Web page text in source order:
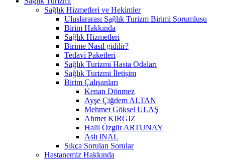
Sağlık Hizmetleri ve Hekimler
Uluslararası Sağlık Turizm Birimi Sorumlusu
Birim Hakkında
Sağlık Hizmetleri
Birime Nasıl gidilir?
Tedavi Paketleri
Sağlık Turizmi Hasta Odaları
Sağlık Turizmi İletişim
Birim Çalışanları
Kenan Dönmez
Ayşe Çiğdem ALTAN
Mehmet Göksel ULAŞ
Ahmet KIRGIZ
Halil Özgür ARTUNAY
Aslı iNAL
Sıkça Sorulan Sorular
Hastanemiz Hakkında